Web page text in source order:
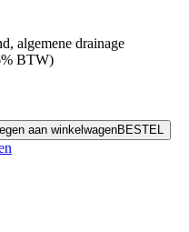
algemene drainage
BTW)
BESTEL